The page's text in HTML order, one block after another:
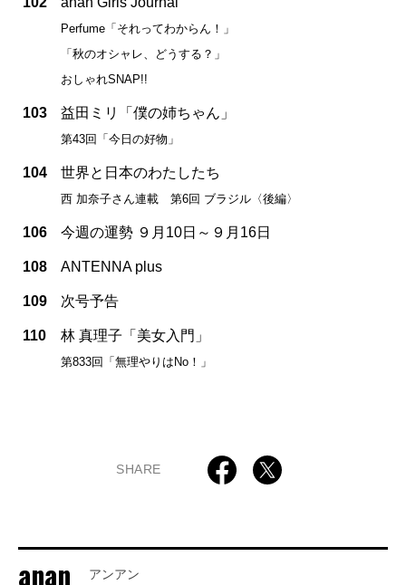
Perfume「それってわからん！」
「秋のオシャレ、どうする？」
おしゃれSNAP!!
103 益田ミリ「僕の姉ちゃん」
第43回「今日の好物」
104 世界と日本のわたしたち
西 加奈子さん連載 第6回 ブラジル〈後編〉
106 今週の運勢 ９月10日～９月16日
108 ANTENNA plus
109 次号予告
110 林 真理子「美女入門」
第833回「無理やりはNo！」
SHARE
anan アンアン